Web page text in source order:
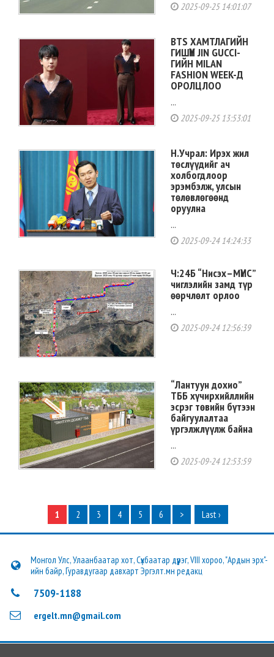
2025-09-25 14:01:07
BTS ХАМТЛАГИЙН
ГИШҮҮН JIN GUCCI-
ГИЙН MILAN
FASHION WEEK-Д
ОРОЛЦЛОО
...
2025-09-25 13:53:01
Н.Учрал: Ирэх жил
төслүүдийг ач
холбогдлоор
эрэмбэлж, улсын
төлөвлөгөөнд
оруулна
...
2025-09-24 14:24:33
Ч:24Б “Нисэх–МҮИС”
чиглэлийн замд түр
өөрчлөлт орлоо
...
2025-09-24 12:56:39
“Лантуун дохио”
ТББ хүчирхийллийн
эсрэг төвийн бүтээн
байгуулалтаа
үргэлжлүүлж байна
...
2025-09-24 12:53:59
1 2 3 4 5 6 > Last ›
Монгол Улс, Улаанбаатар хот, Сүхбаатар дүүрэг, VIII хороо, "Ардын эрх"-
ийн байр, Гуравдугаар давхарт Эргэлт.мн редакц
7509-1188
ergelt.mn@gmail.com